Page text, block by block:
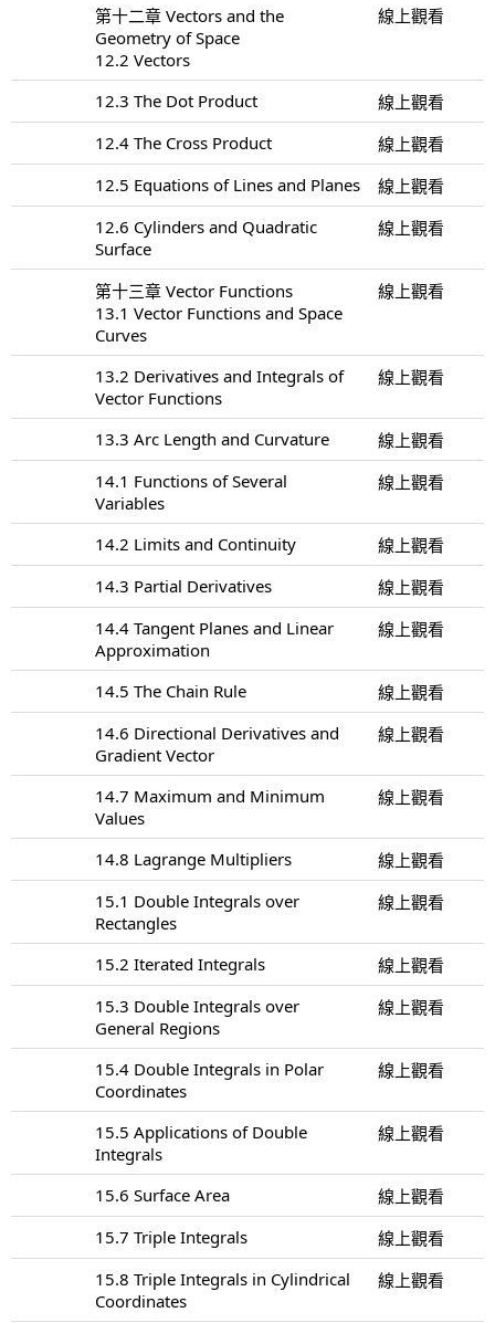
第十二章 Vectors and the
Geometry of Space
12.2 Vectors
線上觀看
12.3 The Dot Product
線上觀看
12.4 The Cross Product
線上觀看
12.5 Equations of Lines and Planes
線上觀看
12.6 Cylinders and Quadratic
Surface
線上觀看
第十三章 Vector Functions
13.1 Vector Functions and Space
Curves
線上觀看
13.2 Derivatives and Integrals of
Vector Functions
線上觀看
13.3 Arc Length and Curvature
線上觀看
14.1 Functions of Several
Variables
線上觀看
14.2 Limits and Continuity
線上觀看
14.3 Partial Derivatives
線上觀看
14.4 Tangent Planes and Linear
Approximation
線上觀看
14.5 The Chain Rule
線上觀看
14.6 Directional Derivatives and
Gradient Vector
線上觀看
14.7 Maximum and Minimum
Values
線上觀看
14.8 Lagrange Multipliers
線上觀看
15.1 Double Integrals over
Rectangles
線上觀看
15.2 Iterated Integrals
線上觀看
15.3 Double Integrals over
General Regions
線上觀看
15.4 Double Integrals in Polar
Coordinates
線上觀看
15.5 Applications of Double
Integrals
線上觀看
15.6 Surface Area
線上觀看
15.7 Triple Integrals
線上觀看
15.8 Triple Integrals in Cylindrical
Coordinates
線上觀看